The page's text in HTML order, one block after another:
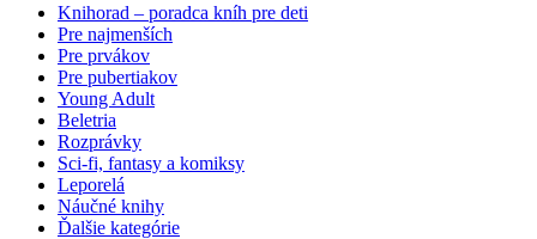
Knihorad – poradca kníh pre deti
Pre najmenších
Pre prvákov
Pre pubertiakov
Young Adult
Beletria
Rozprávky
Sci-fi, fantasy a komiksy
Leporelá
Náučné knihy
Ďalšie kategórie